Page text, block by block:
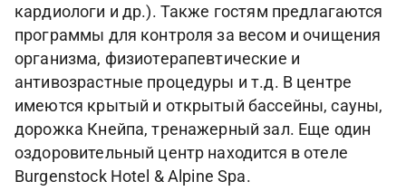
кардиологи и др.). Также гостям предлагаются
программы для контроля за весом и очищения
организма, физиотерапевтические и
антивозрастные процедуры и т.д. В центре
имеются крытый и открытый бассейны, сауны,
дорожка Кнейпа, тренажерный зал. Еще один
оздоровительный центр находится в отеле
Burgenstock Hotel & Alpine Spa.